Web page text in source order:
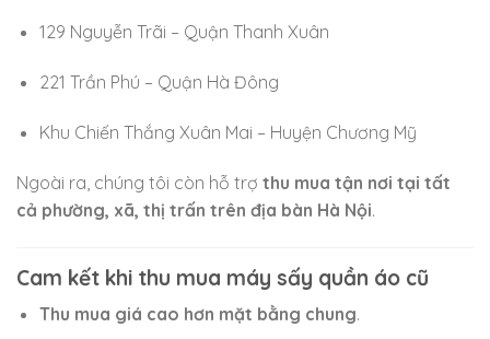
129 Nguyễn Trãi – Quận Thanh Xuân
221 Trần Phú – Quận Hà Đông
Khu Chiến Thắng Xuân Mai – Huyện Chương Mỹ
Ngoài ra, chúng tôi còn hỗ trợ thu mua tận nơi tại tất
cả phường, xã, thị trấn trên địa bàn Hà Nội.
Cam kết khi thu mua máy sấy quần áo cũ
Thu mua giá cao hơn mặt bằng chung.